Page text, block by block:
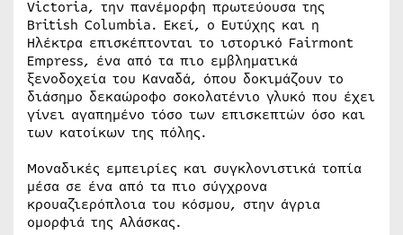
Victoria, την πανέμορφη πρωτεύουσα της
British Columbia. Εκεί, ο Ευτύχης και η
Ηλέκτρα επισκέπτονται το ιστορικό Fairmont
Empress, ένα από τα πιο εμβληματικά
ξενοδοχεία του Καναδά, όπου δοκιμάζουν το
διάσημο δεκαώροφο σοκολατένιο γλυκό που έχει
γίνει αγαπημένο τόσο των επισκεπτών όσο και
των κατοίκων της πόλης.
Μοναδικές εμπειρίες και συγκλονιστικά τοπία
μέσα σε ένα από τα πιο σύγχρονα
κρουαζιερόπλοια του κόσμου, στην άγρια
ομορφιά της Αλάσκας.